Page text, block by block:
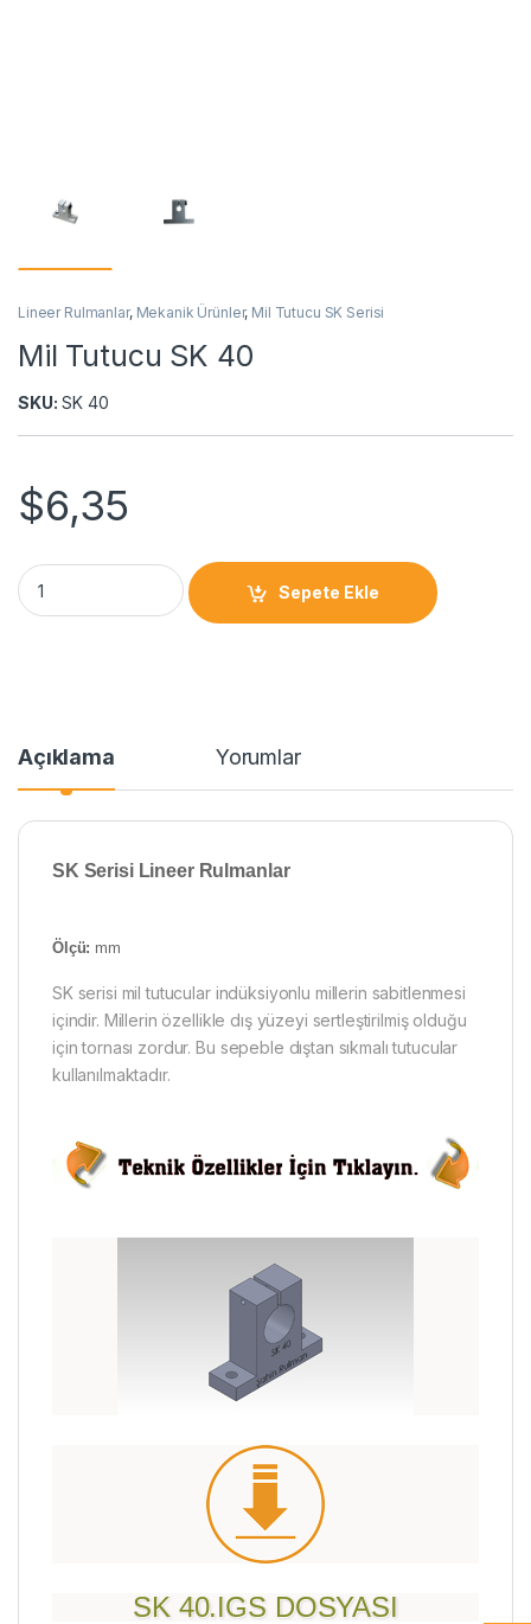
Lineer Rulmanlar, Mekanik Ürünler, Mil Tutucu SK Serisi
Mil Tutucu SK 40
SKU: SK 40
$6,35
Sepete Ekle
Açıklama Yorumlar
SK Serisi Lineer Rulmanlar
Ölçü: mm
SK serisi mil tutucular indüksiyonlu millerin sabitlenmesi
içindir. Millerin özellikle dış yüzeyi sertleştirilmiş olduğu
için tornası zordur. Bu sepeble dıştan sıkmalı tutucular
kullanılmaktadır.
SK 40.IGS DOSYASI